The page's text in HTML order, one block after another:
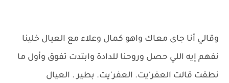
وقالي أنا جاى معاك واهو كمال وعلاء مع العيال خلينا
نفهم إيه اللي حصل وروحنا للدادة وابتدت تفوق وأول ما
نطقت قالت العفر'يت. العفر'يت. بطير . العيال